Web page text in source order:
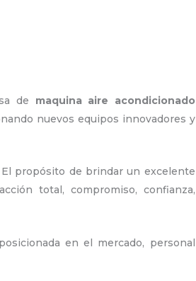
de maquina aire acondicionado
nuevos equipos innovadores y
propósito de brindar un excelente
total, compromiso, confianza,
en el mercado, personal